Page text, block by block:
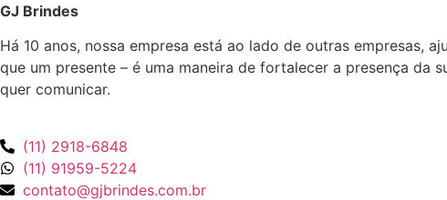
GJ Brindes
Há 10 anos, nossa empresa está ao lado de outras empresas,
que um presente – é uma maneira de fortalecer a presença da
quer comunicar.
(11) 2918-6848
(11) 91959-5224
contato@gjbrindes.com.br